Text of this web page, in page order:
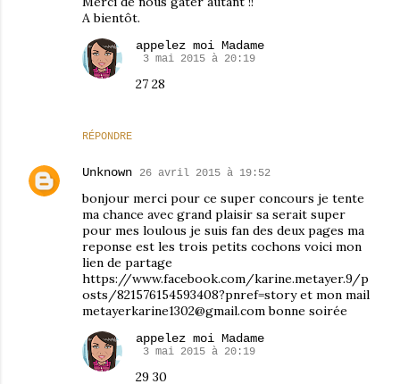
A bientôt.
RÉPONDRE
appelez moi Madame
3 mai 2015 à 20:19
27 28
Unknown 26 avril 2015 à 19:52
bonjour merci pour ce super concours je tente
ma chance avec grand plaisir sa serait super
pour mes loulous je suis fan des deux pages ma
reponse est les trois petits cochons voici mon
lien de partage
https://www.facebook.com/karine.metayer.9/p
osts/821576154593408?pnref=story et mon mail
metayerkarine1302@gmail.com bonne soirée
appelez moi Madame
3 mai 2015 à 20:19
29 30